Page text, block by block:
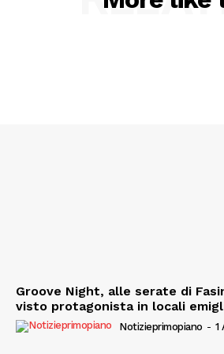
Groove Night, alle serate di
visto protagonista in locali
Notizieprimopiano - 1